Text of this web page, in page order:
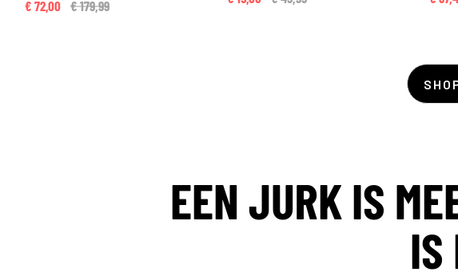
Price reduced from
€ 179,99
€ 72,00
EEN JURK IS
IS